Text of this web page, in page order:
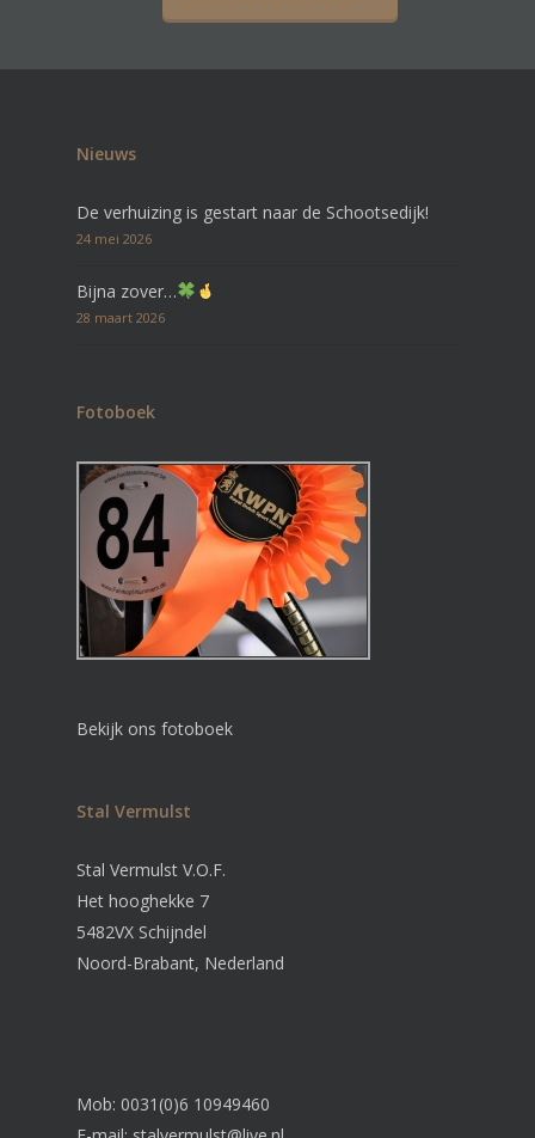
Nieuws
De verhuizing is gestart naar de Schootsedijk!
24 mei 2026
Bijna zover…
28 maart 2026
Fotoboek
Bekijk ons fotoboek
Stal Vermulst
Stal Vermulst V.O.F.
Het hooghekke 7
5482VX Schijndel
Noord-Brabant, Nederland
Mob: 0031(0)6 10949460